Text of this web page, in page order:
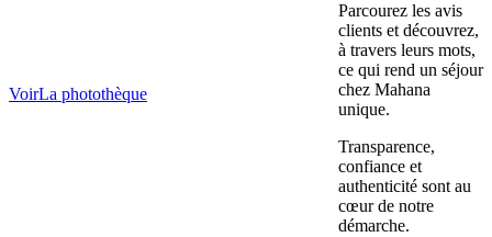
VoirLa photothèque
Parcourez les avis
clients et découvrez,
à travers leurs mots,
ce qui rend un séjour
chez Mahana
unique.
Transparence,
confiance et
authenticité sont au
cœur de notre
démarche.